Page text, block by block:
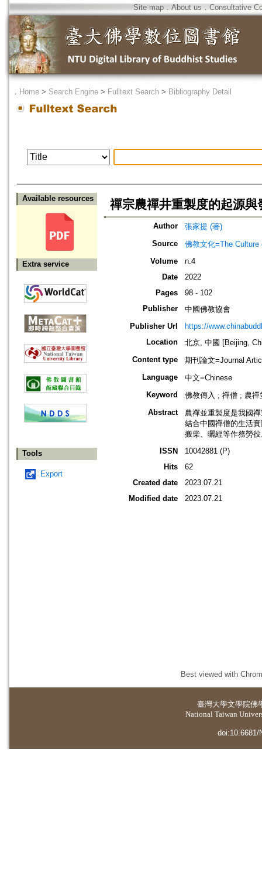
Site map．About us ． Consultative
． Home > Search Engine > Fulltext Search > Bibliography Detail
Available resources
Extra service
Tools
Export
禪宗農禪井重製度的起源與
Author
張家提 (著)
Source
佛教文化=The
Volume
n.4
Date
2022
Pages
98 - 102
Publisher
中國佛教協會
Publisher Url
https://
Location
北京, 中國 [Beijing,
Content type
期刊論文=Journal
Language
中文=Chinese
Keyword
佛教傳入 ; 禪僧 ; 農
Abstract
農禪並重製度是我國
結合中國禪僧的生活
搬柴、曬經等作務勞
ISSN
10042881 (P)
Hits
62
Created date
2023.07.21
Modified date
2023.07.21
Best viewed with
臺灣大學文學院佛
National Taiwan
doi:10.6681/